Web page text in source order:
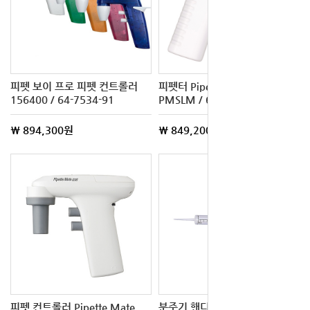
피펫 보이 프로 피펫 컨트롤러
156400 / 64-7534-91
\ 894,300원
피펫터 PipetteMate Slim 00-
PMSLM / 65-8998-85
\ 849,200원
피펫 컨트롤러 Pipette Mate 분주기 핸디 페터 Ⅰ 025070-1